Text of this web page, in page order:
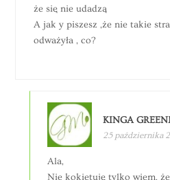
że się nie udadzą
A jak y piszesz ,że nie takie
odważyła , co?
KINGA
25 października
Ala,
Nie kokietuję tylko wiem,